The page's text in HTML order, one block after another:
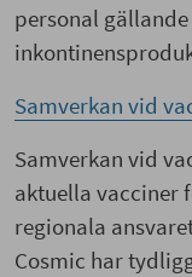
personal
Samverkan vid
Samverkan vid
aktuella vacciner
regionala
Cosmic har